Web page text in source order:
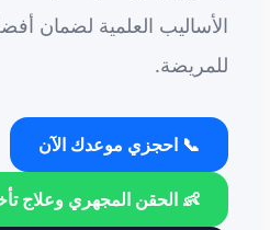
الأساليب العلمية لضمان
للمريضة.
📞 احجزي موعدك الآن
👶 الحقن المجهري وعلاج